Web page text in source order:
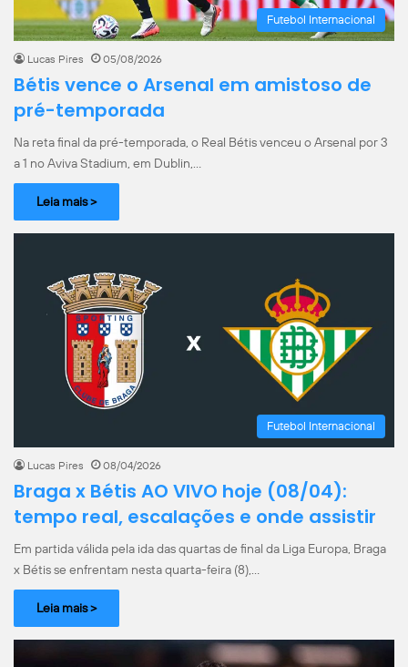
Futebol Internacional
Lucas Pires 05/08/2026
Bétis vence o Arsenal em amistoso de
pré-temporada
Na reta final da pré-temporada, o Real Bétis venceu o Arsenal por 3
a 1 no Aviva Stadium, em Dublin,…
Leia mais >
Futebol Internacional
Lucas Pires 08/04/2026
Braga x Bétis AO VIVO hoje (08/04):
tempo real, escalações e onde assistir
Em partida válida pela ida das quartas de final da Liga Europa, Braga
x Bétis se enfrentam nesta quarta-feira (8),…
Leia mais >